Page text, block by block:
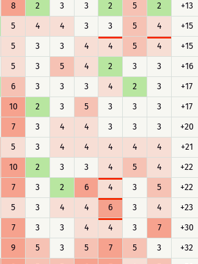
8 2 3 3 2 5 2 +13
5 4 4 3 3 5 4 +15
5 3 3 4 4 5 4 +15
5 3 5 4 2 3 3 +16
6 3 3 3 4 2 3 +17
10 2 3 5 3 3 3 +17
7 3 4 4 3 3 3 +20
5 3 4 4 4 4 4 +21
10 2 3 3 4 5 4 +22
7 3 2 6 4 3 5 +22
5 3 4 4 6 3 4 +23
7 3 3 4 4 3 7 +30
9 5 3 5 7 5 3 +32